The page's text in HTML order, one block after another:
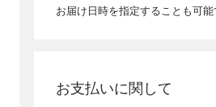
お届け日時を指定することも可能
お支払いに関して